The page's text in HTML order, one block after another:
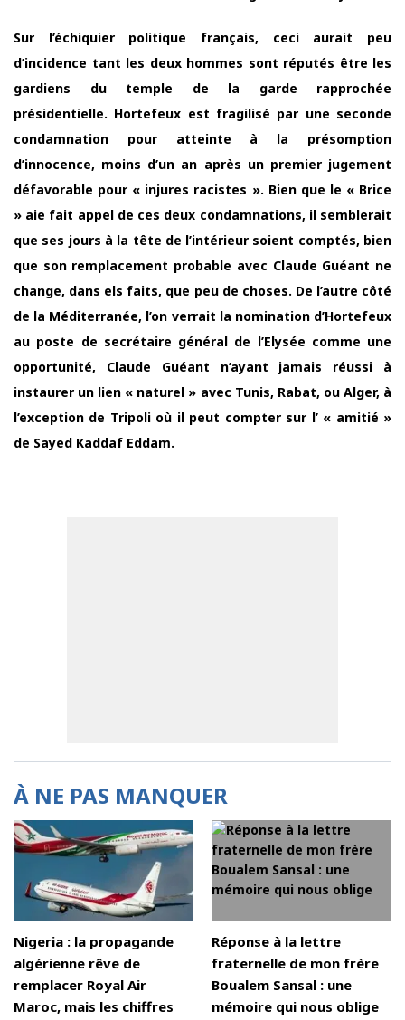
Sur l’échiquier politique français, ceci aurait peu
d’incidence tant les deux hommes sont réputés être les
gardiens du temple de la garde rapprochée
présidentielle. Hortefeux est fragilisé par une seconde
condamnation pour atteinte à la présomption
d’innocence, moins d’un an après un premier jugement
défavorable pour « injures racistes ». Bien que le « Brice
» aie fait appel de ces deux condamnations, il semblerait
que ses jours à la tête de l’intérieur soient comptés, bien
que son remplacement probable avec Claude Guéant ne
change, dans els faits, que peu de choses. De l’autre côté
de la Méditerranée, l’on verrait la nomination d’Hortefeux
au poste de secrétaire général de l’Elysée comme une
opportunité, Claude Guéant n’ayant jamais réussi à
instaurer un lien « naturel » avec Tunis, Rabat, ou Alger, à
l’exception de Tripoli où il peut compter sur l’ « amitié »
de Sayed Kaddaf Eddam.
À NE PAS MANQUER
Nigeria : la propagande
algérienne rêve de
remplacer Royal Air
Maroc, mais les chiffres
Réponse à la lettre
fraternelle de mon frère
Boualem Sansal : une
mémoire qui nous oblige